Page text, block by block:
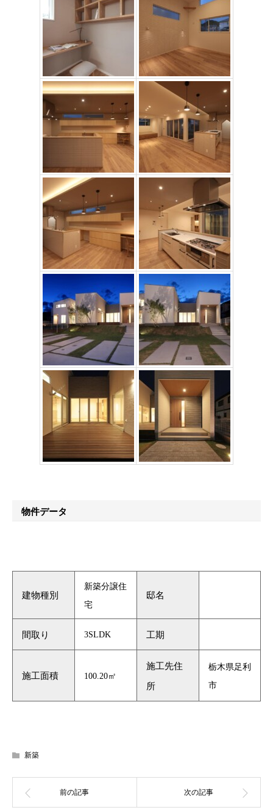
物件データ
建物種別
新築分譲住
宅
邸名
間取り 3SLDK 工期
施工面積 100.20㎡
施工先住
所
栃木県足利
市
新築